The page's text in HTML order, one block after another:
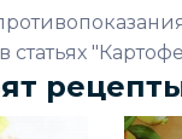
статьях